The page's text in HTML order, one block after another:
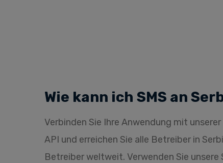
Wie kann ich SMS an
Verbinden Sie Ihre Anwendung mit
API und erreichen Sie alle Betreiber in
Betreiber weltweit. Verwenden Sie